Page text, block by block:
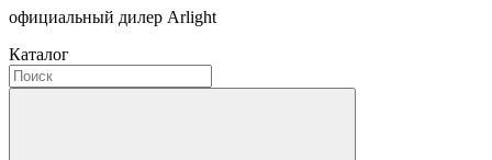
официальный дилер Arlight
Каталог